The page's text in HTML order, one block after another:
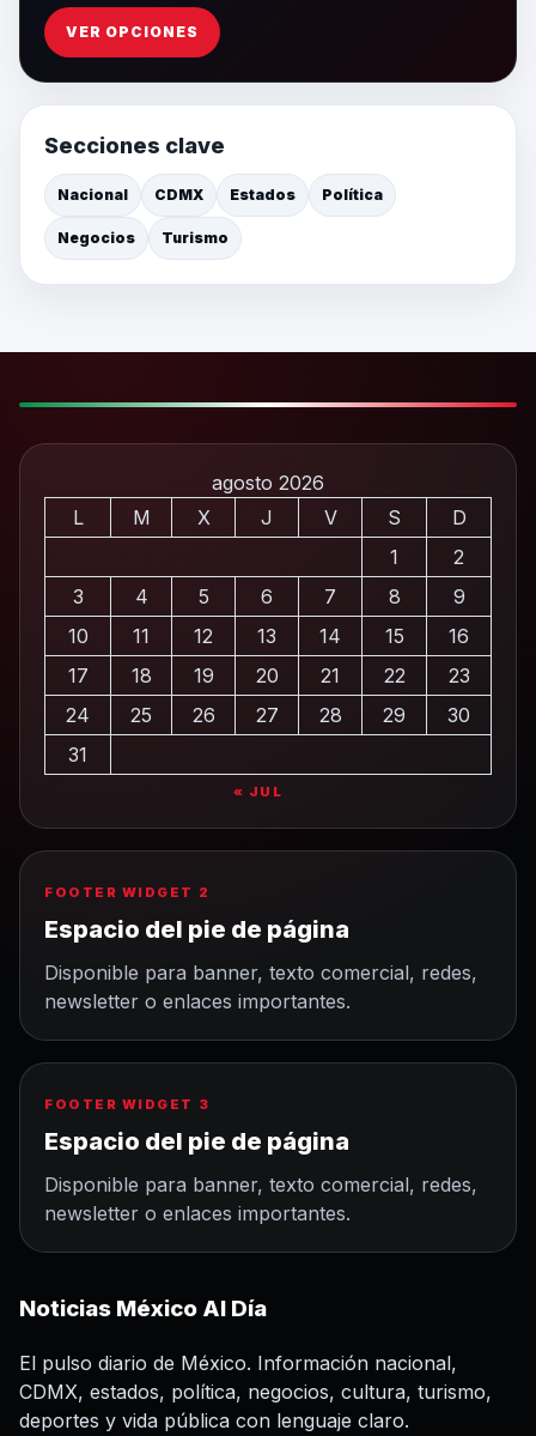
VER OPCIONES
Secciones clave
Nacional CDMX Estados Política
Negocios Turismo
agosto 2026
L
M X J V S
D
1
2
3
4 5 6 7 8
9
10
11 12 13 14 15
16
17
18 19 20 21 22
23
24
25 26 27 28 29
30
31
« JUL
FOOTER WIDGET 2
Espacio del pie de página
Disponible para banner, texto comercial, redes,
newsletter o enlaces importantes.
FOOTER WIDGET 3
Espacio del pie de página
Disponible para banner, texto comercial, redes,
newsletter o enlaces importantes.
Noticias México Al Día
El pulso diario de México. Información nacional,
CDMX, estados, política, negocios, cultura, turismo,
deportes y vida pública con lenguaje claro.